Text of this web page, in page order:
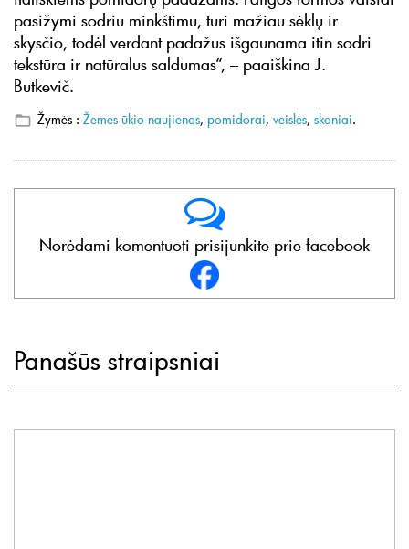
pasižymi sodriu minkštimu, turi mažiau sėklų ir
skysčio, todėl verdant padažus išgaunama itin sodri
tekstūra ir natūralus saldumas“, – paaiškina J.
Butkevič.
Žymės : Žemės ūkio naujienos, pomidorai, veislės, skoniai.
Norėdami komentuoti prisijunkite prie facebook
Panašūs straipsniai